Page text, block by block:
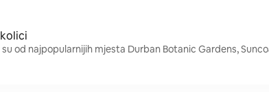
su od najpopularnijih mjesta Durban Botanic Gardens,